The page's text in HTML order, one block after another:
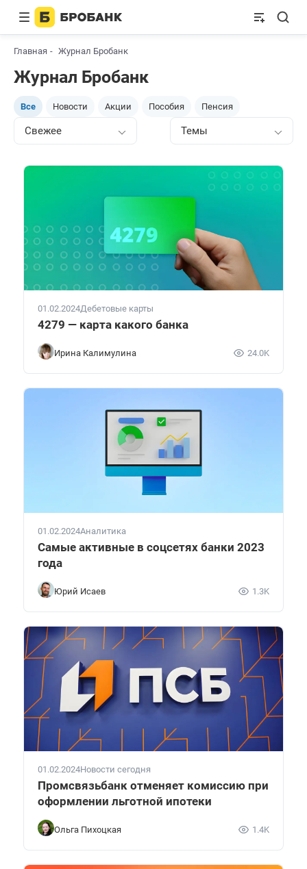
Главная Журнал Бробанк
Журнал Бробанк
Все Новости Акции Пособия Пенсия
Свежее Темы
01.02.2024Дебетовые карты
4279 — карта какого банка
Ирина Калимулина 24.0K
01.02.2024Аналитика
Самые активные в соцсетях банки 2023
года
Юрий Исаев 1.3K
01.02.2024Новости сегодня
Промсвязьбанк отменяет комиссию при
оформлении льготной ипотеки
Ольга Пихоцкая 1.4K